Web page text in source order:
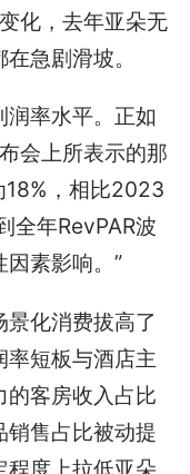
化，去年亚朵无
急剧滑坡。
率水平。正如
会上所表示的那
18%，相比2023
全年RevPAR波
素影响。”
化消费拔高了
率短板与酒店主
的客房收入占比
销售占比被动提
程度上拉低亚朵